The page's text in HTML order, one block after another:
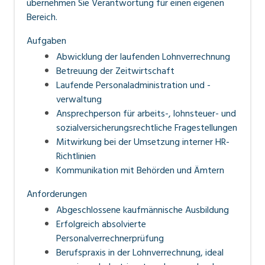
übernehmen Sie Verantwortung für einen eigenen
Bereich.
Aufgaben
Abwicklung der laufenden Lohnverrechnung
Betreuung der Zeitwirtschaft
Laufende Personaladministration und -
verwaltung
Ansprechperson für arbeits-, lohnsteuer- und
sozialversicherungsrechtliche Fragestellungen
Mitwirkung bei der Umsetzung interner HR-
Richtlinien
Kommunikation mit Behörden und Ämtern
Anforderungen
Abgeschlossene kaufmännische Ausbildung
Erfolgreich absolvierte
Personalverrechnerprüfung
Berufspraxis in der Lohnverrechnung, ideal